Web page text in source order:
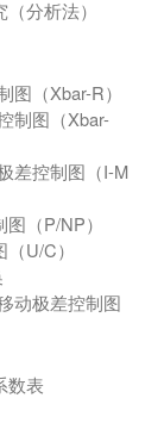
分析法）
图（Xbar-R）
制图（Xbar-
差控制图（I-M
（P/NP）
U/C）
动极差控制图
数表